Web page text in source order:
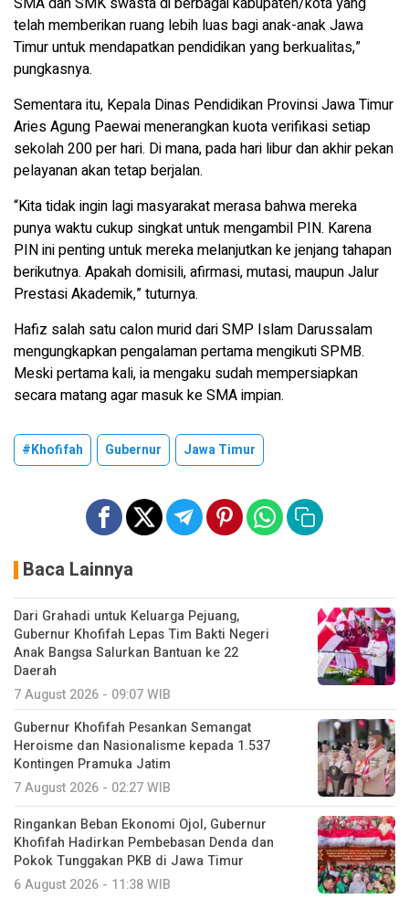
telah memberikan ruang lebih luas bagi anak-anak Jawa
Timur untuk mendapatkan pendidikan yang berkualitas,”
pungkasnya.
Sementara itu, Kepala Dinas Pendidikan Provinsi Jawa Timur
Aries Agung Paewai menerangkan kuota verifikasi setiap
sekolah 200 per hari. Di mana, pada hari libur dan akhir pekan
pelayanan akan tetap berjalan.
“Kita tidak ingin lagi masyarakat merasa bahwa mereka
punya waktu cukup singkat untuk mengambil PIN. Karena
PIN ini penting untuk mereka melanjutkan ke jenjang tahapan
berikutnya. Apakah domisili, afirmasi, mutasi, maupun Jalur
Prestasi Akademik,” tuturnya.
Hafiz salah satu calon murid dari SMP Islam Darussalam
mengungkapkan pengalaman pertama mengikuti SPMB.
Meski pertama kali, ia mengaku sudah mempersiapkan
secara matang agar masuk ke SMA impian.
#Khofifah Gubernur Jawa Timur
Baca Lainnya
Dari Grahadi untuk Keluarga Pejuang,
Gubernur Khofifah Lepas Tim Bakti Negeri
Anak Bangsa Salurkan Bantuan ke 22
Daerah
7 August 2026 - 09:07 WIB
Gubernur Khofifah Pesankan Semangat
Heroisme dan Nasionalisme kepada 1.537
Kontingen Pramuka Jatim
7 August 2026 - 02:27 WIB
Ringankan Beban Ekonomi Ojol, Gubernur
Khofifah Hadirkan Pembebasan Denda dan
Pokok Tunggakan PKB di Jawa Timur
6 August 2026 - 11:38 WIB